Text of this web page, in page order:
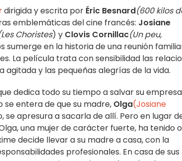
dirigida y escrita por Éric Besnard(600 kilos
emblemáticas del cine francés: Josiane
Choristes) y Clovis Cornillac(Un peu,
sumerge en la historia de una reunión
La película trata con sensibilidad las
agitada y las pequeñas alegrías de la vida.
dedica todo su tiempo a salvar su
se entera de que su madre, Olga(Josiane
apresura a sacarla de allí. Pero en lugar
una mujer de carácter fuerte, ha tenido
decide llevar a su madre a casa, con la
profesionales. En casa de sus